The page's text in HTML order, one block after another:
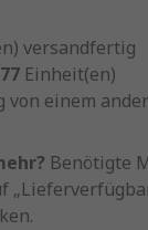
versandfertig
Einheit(en)
von einem
Benötigte